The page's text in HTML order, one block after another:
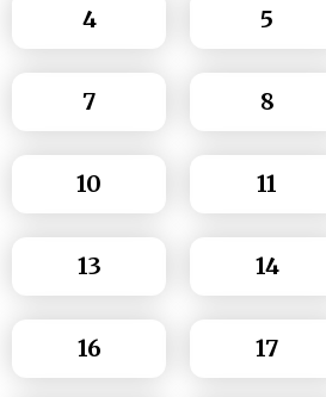
4 5
7 8
10 11
13 14
16 17